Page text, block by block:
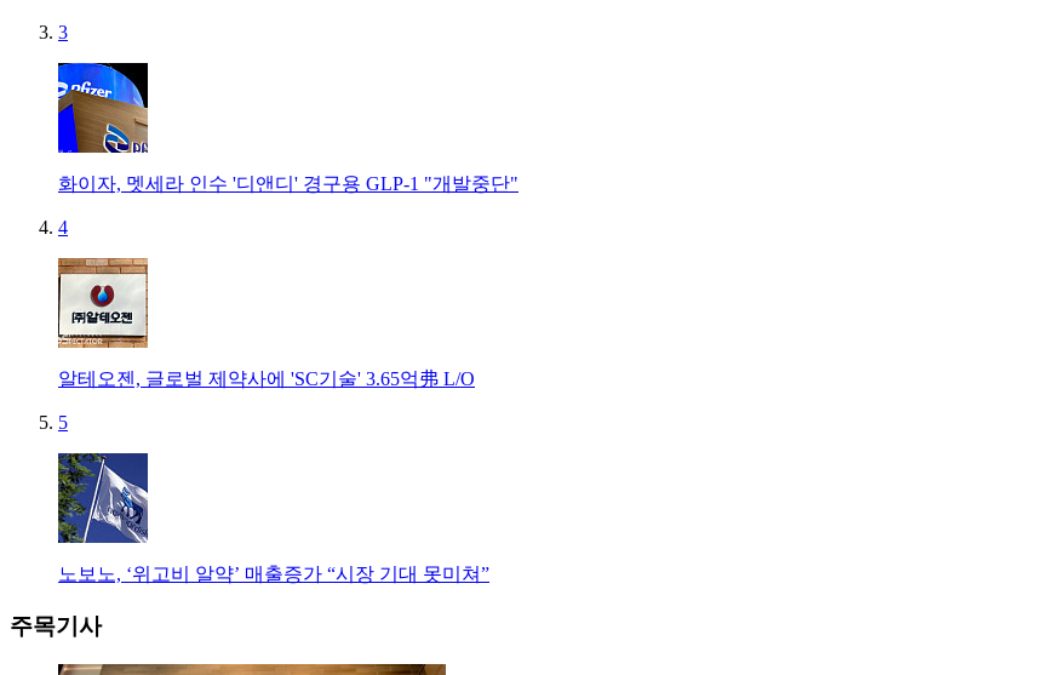
3
화이자, 멧세라 인수 '디앤디' 경구용 GLP-1 "개발중단"
4
알테오젠, 글로벌 제약사에 'SC기술' 3.65억弗 L/O
5
노보노, ‘위고비 알약’ 매출증가 “시장 기대 못미쳐”
주목기사